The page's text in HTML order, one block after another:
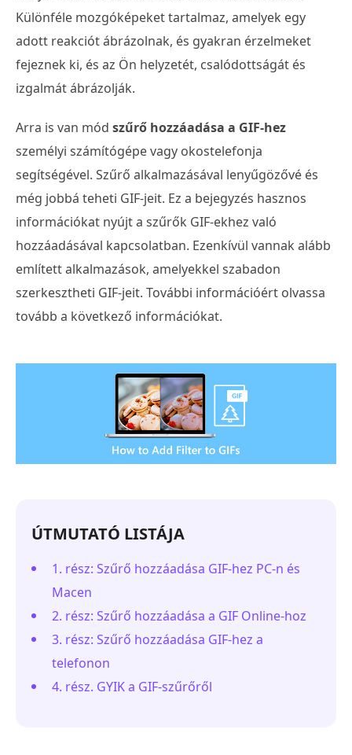
Különféle mozgóképeket tartalmaz, amelyek egy
adott reakciót ábrázolnak, és gyakran érzelmeket
fejeznek ki, és az Ön helyzetét, csalódottságát és
izgalmát ábrázolják.
Arra is van mód szűrő hozzáadása a GIF-hez
személyi számítógépe vagy okostelefonja
segítségével. Szűrő alkalmazásával lenyűgözővé és
még jobbá teheti GIF-jeit. Ez a bejegyzés hasznos
információkat nyújt a szűrők GIF-ekhez való
hozzáadásával kapcsolatban. Ezenkívül vannak alább
említett alkalmazások, amelyekkel szabadon
szerkesztheti GIF-jeit. További információért olvassa
tovább a következő információkat.
ÚTMUTATÓ LISTÁJA
1. rész: Szűrő hozzáadása GIF-hez PC-n és
Macen
2. rész: Szűrő hozzáadása a GIF Online-hoz
3. rész: Szűrő hozzáadása GIF-hez a
telefonon
4. rész. GYIK a GIF-szűrőről